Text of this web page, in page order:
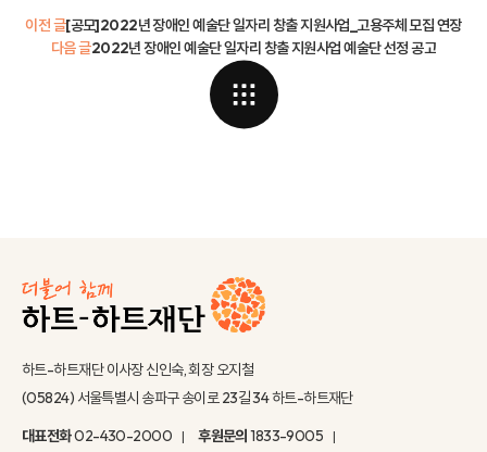
이전 글[공모]2022년 장애인 예술단 일자리 창출 지원사업_고용주체 모집 연장
2022년 장애인 예술단 일자리 창출 지원사업 예술단 선정 공고
다음 글
하트-하트재단 이사장 신인숙, 회장 오지철
(05824) 서울특별시 송파구 송이로 23길 34 하트-하트재단
대표전화02-430-2000 후원문의1833-9005